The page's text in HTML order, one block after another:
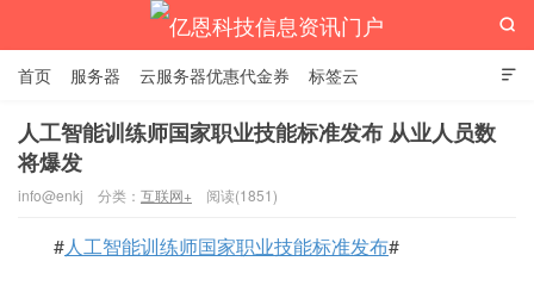
亿恩科技信息资讯门户

首页 服务器 云服务器优惠代金券 标签云

人工智能训练师国家职业技能标准发布 从业人员数
将爆发
info@enkj 分类： 互联网+ 阅读(1851)
#人工智能训练师国家职业技能标准发布#